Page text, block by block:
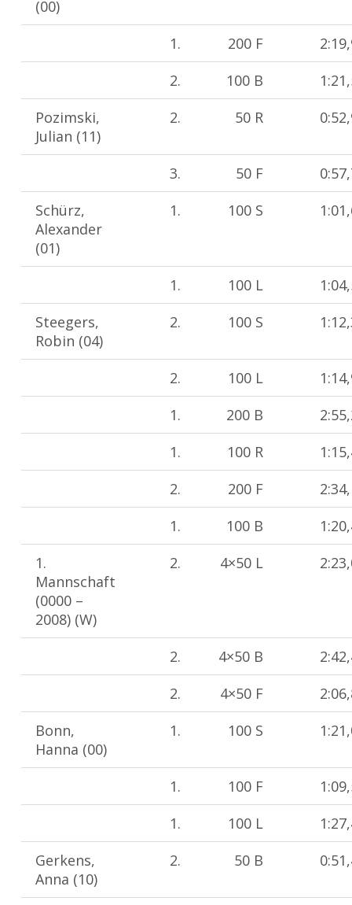
(00)
1. 200 F
2.
100 B
Pozimski,
Julian (11)
2. 50 R
3. 50 F
Schürz,
Alexander
(01)
1. 100 S
1. 100 L
Steegers,
Robin (04)
2. 100 S
2. 100 L
1.
200 B
1.
100 R
2.
200 F
1.
100 B
1.
Mannschaft
(0000 –
2008) (W)
2. 4×50 L
2. 4×50 B
2.
4×50 F
Bonn,
Hanna (00)
1. 100 S
1. 100 F
1.
100 L
Gerkens,
Anna (10)
2. 50 B